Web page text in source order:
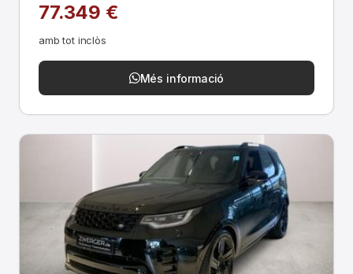
77.349 €
amb tot inclòs
Més informació